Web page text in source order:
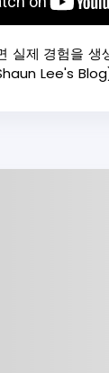
실제 경험을 생
Lee's